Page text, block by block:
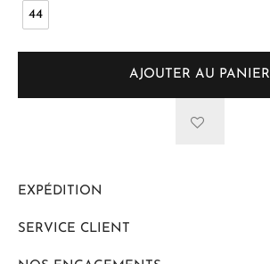
44
AJOUTER AU PANIER
EXPÉDITION
SERVICE CLIENT